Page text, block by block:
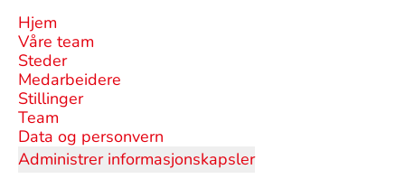
Hjem
Våre team
Steder
Medarbeidere
Stillinger
Team
Data og personvern
Administrer informasjonskapsler